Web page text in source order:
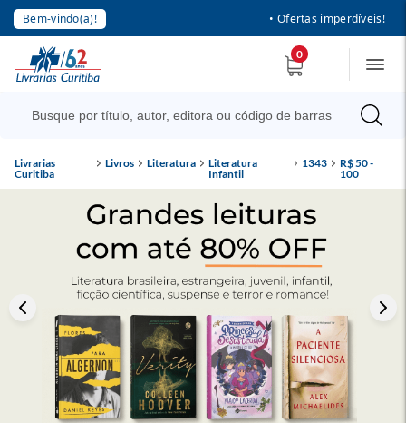
Bem-vindo(a)! • Ofertas imperdíveis!
0
Livrarias
Curitiba
Livros Literatura
Literatura
Infantil
1343
R$ 50 -
100